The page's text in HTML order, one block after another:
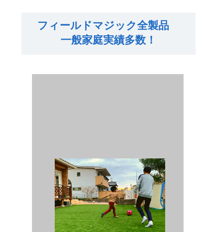
フィールドマジック全製品
一般家庭実績多数！